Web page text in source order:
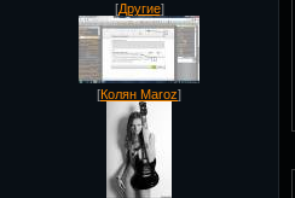
[Другие]
[Колян Maroz]